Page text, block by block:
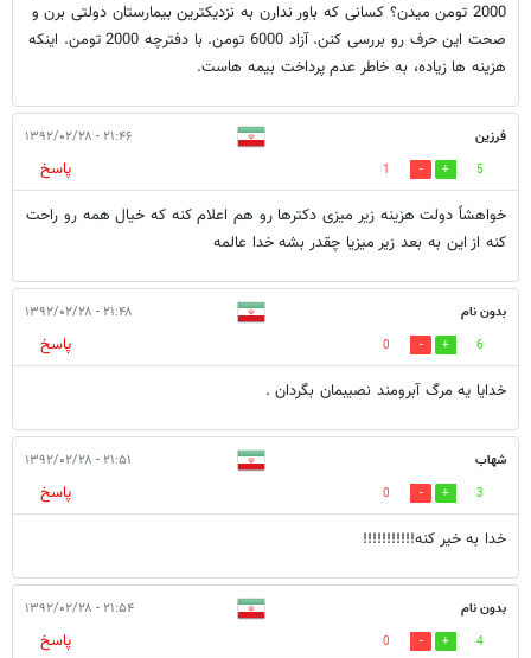
2000 تومن میدن؟ کسانی که باور ندارن به نزدیکترین بیمارستان دولتی برن و
صحت این حرف رو بررسی کنن. آزاد 6000 تومن. با دفترچه 2000 تومن. اینکه
هزینه ها زیاده، به خاطر عدم پرداخت بیمه هاست.
فرزین ۲۱:۴۶ - ۱۳۹۲/۰۲/۲۸
5
1
پاسخ
خواهشاً دولت هزینه زیر میزی دکترها رو هم اعلام کنه که خیال همه رو راحت
کنه از این به بعد زیر میزیا چقدر بشه خدا عالمه
بدون نام ۲۱:۴۸ - ۱۳۹۲/۰۲/۲۸
6
0
پاسخ
خدایا یه مرگ آبرومند نصیبمان بگردان .
شهاب ۲۱:۵۱ - ۱۳۹۲/۰۲/۲۸
3
0
پاسخ
خدا به خیر کنه!!!!!!!!!!!
بدون نام ۲۱:۵۴ - ۱۳۹۲/۰۲/۲۸
4
0
پاسخ